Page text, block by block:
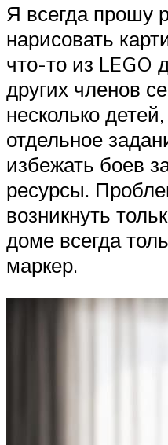
Я всегда прошу
нарисовать
что-то из LEGO
других членов
несколько
отдельное
избежать боев
ресурсы.
возникнуть
доме всегда
маркер.